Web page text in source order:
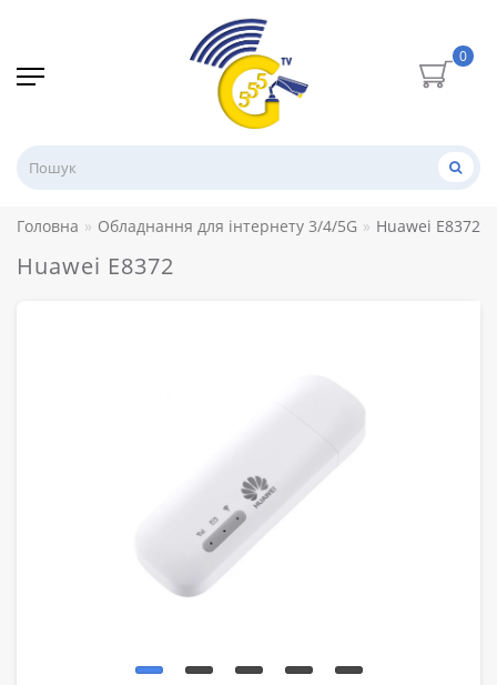
0
Головна Обладнання для інтернету 3/4/5G Huawei E8372
Huawei E8372